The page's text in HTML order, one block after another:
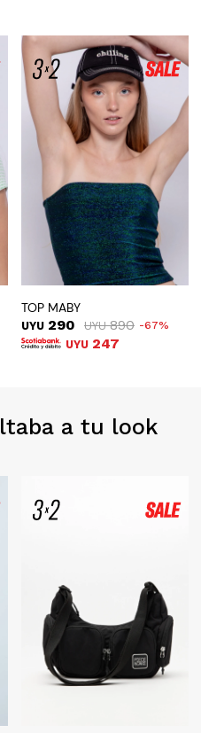
TOP MABY
UYU 290 UYU 890 67
UYU 247
a tu look